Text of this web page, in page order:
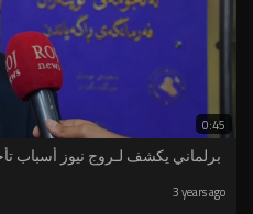
0:45
برلماني يكشف لـروج نيوز أسباب
3 years ago